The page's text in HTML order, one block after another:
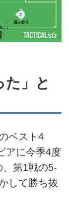
た」と
ベスト4
アに今季4度
、第1戦の5-
して勝ち抜